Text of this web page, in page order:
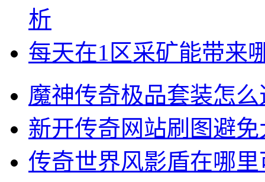
析
每天在1区采矿能带来
魔神传奇极品套装怎
新开传奇网站刷图避
传奇世界风影盾在哪